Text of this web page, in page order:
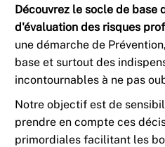
Découvrez le socle de base
d'évaluation des risques
une démarche de
base et surtout des
incontournables à ne pas
Notre objectif est de
prendre en compte ces
primordiales facilitant les